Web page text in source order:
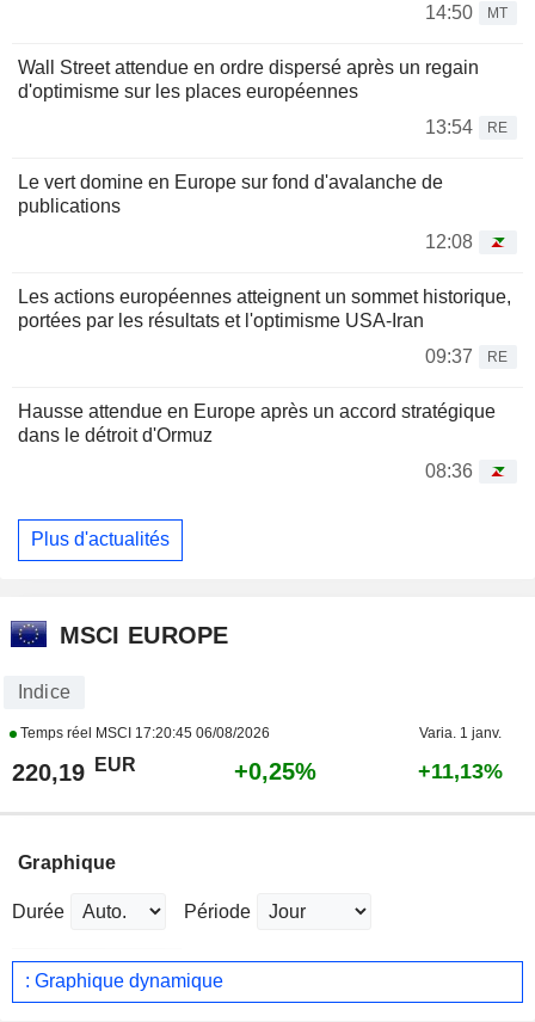
14:50 MT
Wall Street attendue en ordre dispersé après un regain
d'optimisme sur les places européennes
13:54
RE
Le vert domine en Europe sur fond d'avalanche de
publications
12:08
Les actions européennes atteignent un sommet historique,
portées par les résultats et l'optimisme USA-Iran
09:37
RE
Hausse attendue en Europe après un accord stratégique
dans le détroit d'Ormuz
08:36
Plus d'actualités
MSCI EUROPE
Indice
Temps réel MSCI 17:20:45 06/08/2026 Varia. 1 janv.
220,19 EUR +0,25% +11,13%
Graphique
Durée Période
: Graphique dynamique